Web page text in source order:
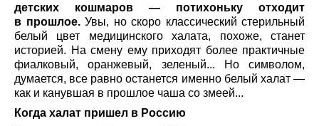
детских кошмаров — потихоньку отходит
в прошлое.Увы, но скоро классический стерильный
белый цвет медицинского халата, похоже, станет
историей. На смену ему приходят более практичные
фиалковый, оранжевый, зеленый... Но символом,
думается, все равно останется именно белый халат —
как и канувшая в прошлое чаша со змеей...
Когда халат пришел в Россию